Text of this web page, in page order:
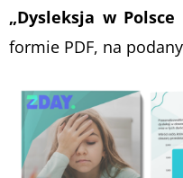
„Dysleksja w Polsce
formie PDF, na